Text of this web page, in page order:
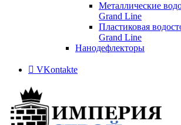
Металлические
Grand Line
Пластиковая
Grand Line
Нанодефлекторы
VKontakte